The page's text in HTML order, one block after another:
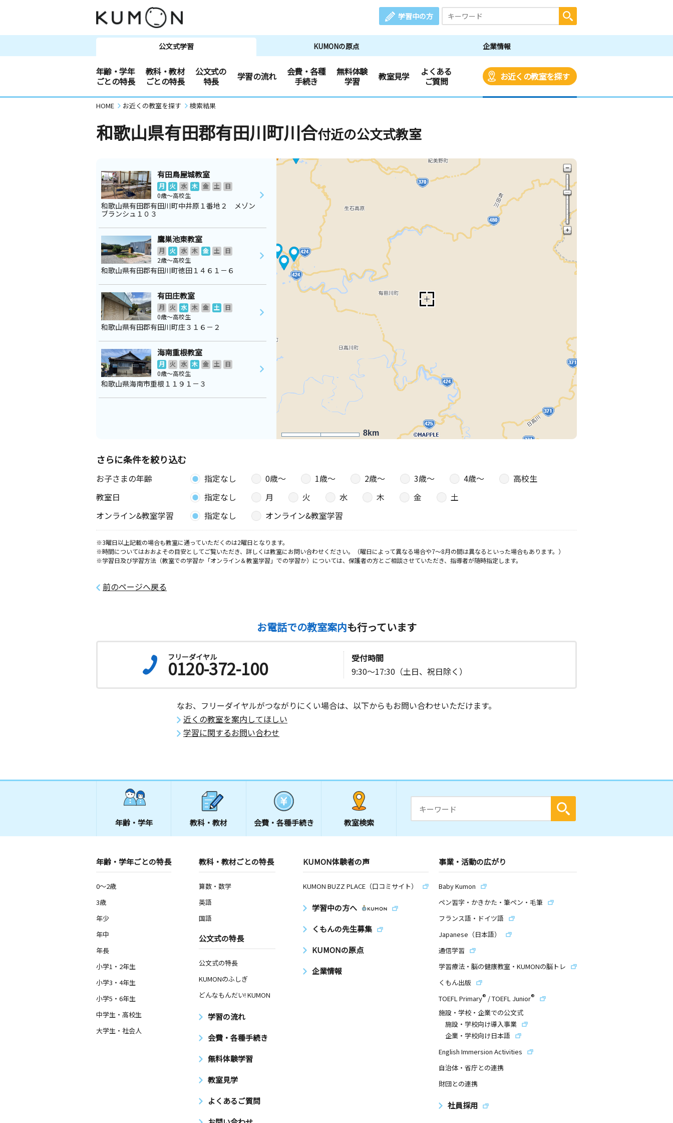
学習中の方
公文式学習 KUMONの原点 企業情報
年齢・学年
ごとの特長
教科・教材
ごとの特長
公文式の
特長
学習の流れ
会費・各種
手続き
無料体験
学習
教室見学
よくある
ご質問
お近くの教室を探す
HOME お近くの教室を探す 検索結果
和歌山県有田郡有田川町川合付近の公文式教室
8km
有田鳥屋城教室
月 火 水 木 金 土
日
0歳～高校生
和歌山県有田郡有田川町中井原１番地２ メゾン
ブランシュ１０３
鷹巣池東教室
月 火 水 木 金 土
日
2歳～高校生
和歌山県有田郡有田川町徳田１４６１－６
有田庄教室
月 火 水 木 金 土
日
0歳～高校生
和歌山県有田郡有田川町庄３１６－２
海南重根教室
月 火 水 木 金 土
日
0歳～高校生
和歌山県海南市重根１１９１－３
さらに条件を絞り込む
お子さまの年齢 指定なし 0歳〜 1歳〜 2歳〜 3歳〜 4歳〜
高校生
教室日
指定なし 月 火 水 木 金
土
オンライン&教室学習
指定なし オンライン&教室学習
※3曜日以上記載の場合も教室に通っていただくのは2曜日となります。
※時間についてはおおよその目安としてご覧いただき、詳しくは教室にお問い合わせください。（曜日によって異なる場合や7～8月の間は異なるといった場合もあります。）
※学習日及び学習方法（教室での学習か「オンライン＆教室学習」での学習か）については、保護者の方とご相談させていただき、指導者が随時指定します。
前のページへ戻る
お電話での教室案内も行っています
フリーダイヤル
0120-372-100
受付時間
9:30～17:30（土日、祝日除く）
なお、フリーダイヤルがつながりにくい場合は、以下からもお問い合わせいただけます。
近くの教室を案内してほしい
学習に関するお問い合わせ
年齢・学年 教科・教材 会費・ 各種手続き 教室検索
年齢・学年ごとの特長
0～2歳
3歳
年少
年中
年長
小学1・2年生
小学3・4年生
小学5・6年生
中学生・高校生
大学生・社会人
教科・教材ごとの特長
算数・数学
英語
国語
公文式の特長
公文式の特長
KUMONのふしぎ
どんなもんだい! KUMON
学習の流れ
会費・各種手続き
無料体験学習
教室見学
よくあるご質問
KUMON体験者の声
KUMON BUZZ PLACE（口コミサイト）
学習中の方へ
くもんの先生募集
KUMONの原点
企業情報
事業・活動の広がり
Baby Kumon
ペン習字・かきかた・筆ペン・毛筆
フランス語・ドイツ語
Japanese（日本語）
通信学習
学習療法・脳の健康教室・KUMONの脳トレ
くもん出版
TOEFL Primary® /TOEFL Junior®
施設・学校・企業での公文式
施設・学校向け導入事業
企業・学校向け日本語
English Immersion Activities
自治体・省庁との連携
財団との連携
社員採用